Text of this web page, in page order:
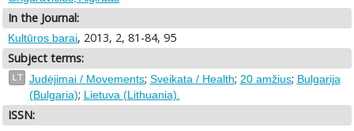
In the Journal:
Kultūros barai, 2013, 2, 81-84, 95
Subject terms:
LT Judėjimai / Movements; Sveikata / Health; 20 amžius; Bulgarija
(Bulgaria); Lietuva (Lithuania).
ISSN: